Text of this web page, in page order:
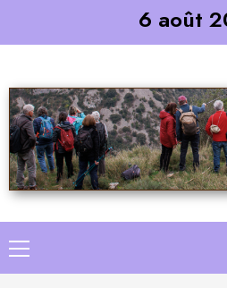
6 août
Primary
Menu